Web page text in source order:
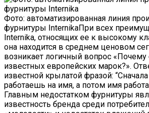
Фото: автоматизированная линия
фурнитуры InternikaПри всех
Internika, относящих ее к высокому
она находится в среднем ценовом
возникает логичный вопрос
известных европейских марок?».
известной крылатой фразой:
работаешь на имя, а потом имя
Главным недостатком фурнитуры
известность бренда среди